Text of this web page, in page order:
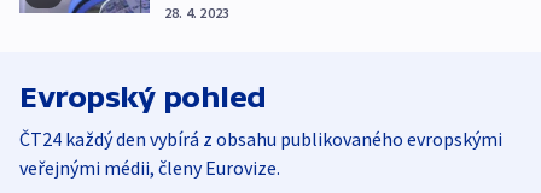
28. 4. 2023
Evropský pohled
ČT24 každý den vybírá z obsahu publikovaného evropskými
veřejnými médii, členy Eurovize.